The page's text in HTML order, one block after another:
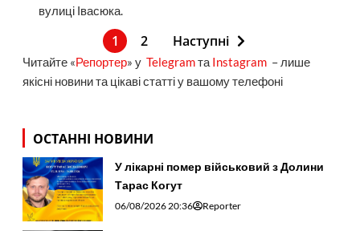
вулиці Івасюка.
1 2 Наступні
Читайте «Репортер» у Telegramта Instagram– лише
якісні новини та цікаві статті у вашому телефоні
ОСТАННІ НОВИНИ
У лікарні помер військовий з Долини
Тарас Когут
06/08/2026 20:36 Reporter